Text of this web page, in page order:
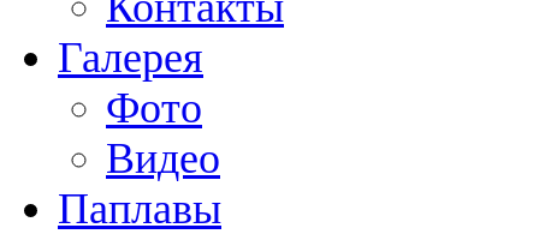
Галерея
Фото
Видео
Паплавы